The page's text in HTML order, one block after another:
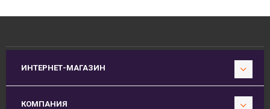
ИНТЕРНЕТ-МАГАЗИН
КОМПАНИЯ